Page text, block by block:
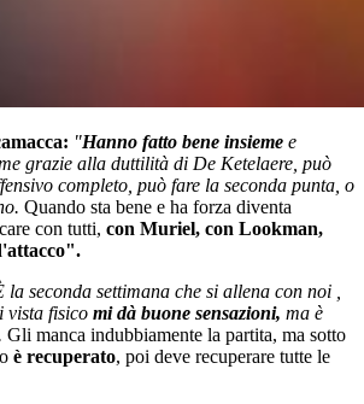
"Hanno fatto bene insieme e
grazie alla duttilità di De Ketelaere, può
completo, può fare la seconda punta, o
Quando sta bene e ha forza diventa
con tutti, con Muriel, con Lookman,
la seconda settimana che si allena con noi ,
vista fisico mi dà buone sensazioni, ma è
Gli manca indubbiamente la partita, ma sotto
è recuperato, poi deve recuperare tutte le